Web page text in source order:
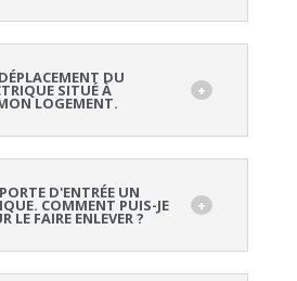
DU
SITUÉ À
LOGEMENT.
D'ENTRÉE UN
COMMENT PUIS-JE
LE FAIRE ENLEVER ?